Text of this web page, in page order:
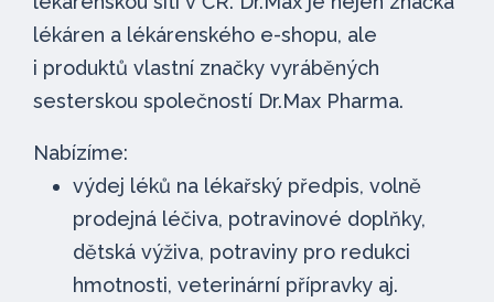
lékáren a lékárenského e-shopu, ale
i produktů vlastní značky vyráběných
sesterskou společností Dr.Max Pharma.
Nabízíme:
výdej léků na lékařský předpis, volně
prodejná léčiva, potravinové doplňky,
dětská výživa, potraviny pro redukci
hmotnosti, veterinární přípravky aj.